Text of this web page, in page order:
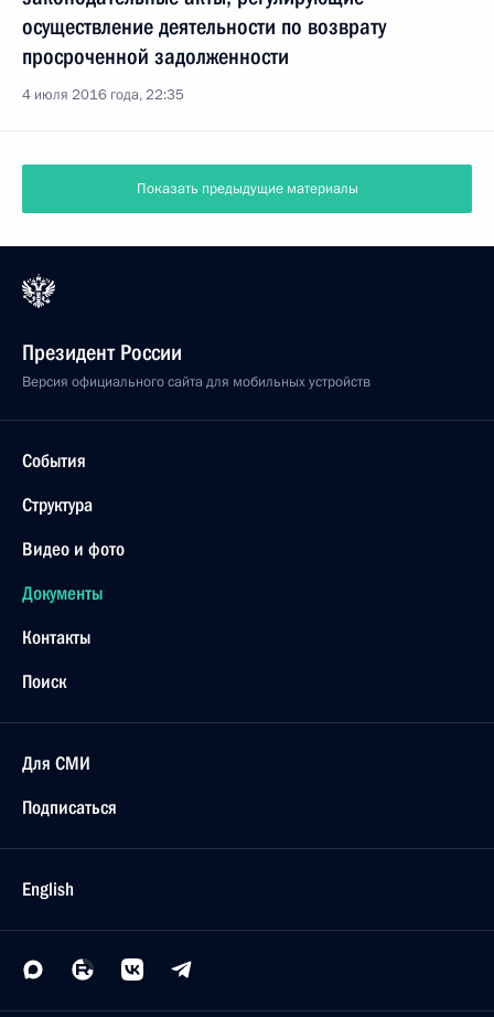
осуществление деятельности по возврату
просроченной задолженности
4 июля 2016 года, 22:35
Показать предыдущие материалы
Президент России
Версия официального сайта для мобильных устройств
События
Структура
Видео и фото
Документы
Контакты
Поиск
Для СМИ
Подписаться
English